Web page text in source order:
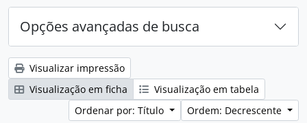
Opções avançadas de busca
Visualizar impressão
Visualização em ficha
Visualização em tabela
Ordenar por: Título
Ordem: Decrescente